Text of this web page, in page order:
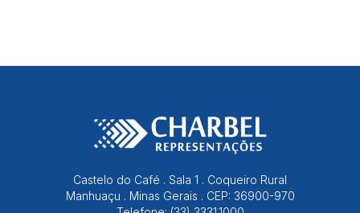
Castelo do Café . Sala 1 . Coqueiro Rural
Manhuaçu . Minas Gerais . CEP: 36900-970